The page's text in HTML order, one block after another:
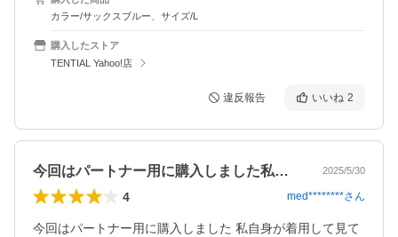
カラー/サックスブルー、サイズ/L
購入したストア
TENTIAL Yahoo!店
違反報告 いいね 2
今回はパートナー用に購入しました私自身… 2025/5/30
4 med********さん
今回はパートナー用に購入しました 私自身が着用して見て